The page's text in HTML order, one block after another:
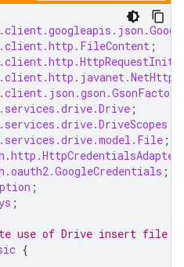
;
;
;
;
;
;
use of Drive insert file
{